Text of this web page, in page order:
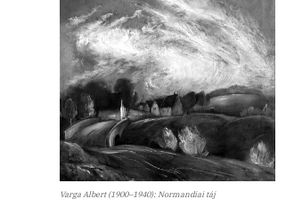
Varga Albert (1900–1940): Normandiai táj